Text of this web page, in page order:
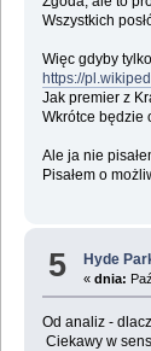
Więc gdyby
https://
Jak premier z
Wkrótce będzie
Ale ja nie
Pisałem o
5 Hyde
«dnia:
Od analiz -
Ciekawy w